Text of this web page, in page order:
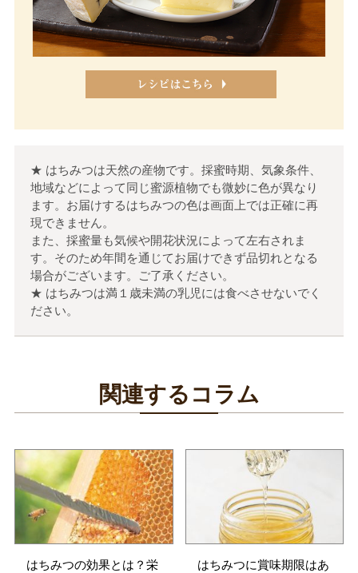
★ はちみつは天然の産物です。採蜜時期、気象条件、
地域などによって同じ蜜源植物でも微妙に色が異なり
ます。お届けするはちみつの色は画面上では正確に再
現できません。
また、採蜜量も気候や開花状況によって左右されま
す。そのため年間を通じてお届けできず品切れとなる
場合がございます。ご了承ください。
★ はちみつは満１歳未満の乳児には食べさせないでく
ださい。
関連するコラム
はちみつの効果とは？栄 はちみつに賞味期限はあ